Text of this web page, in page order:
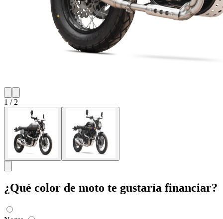
1 / 2
¿Qué color de moto te gustaría financiar?